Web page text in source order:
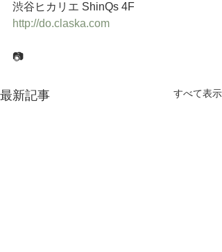
渋谷ヒカリエ ShinQs 4F
http://do.claska.com
📷
最新記事 すべて表示